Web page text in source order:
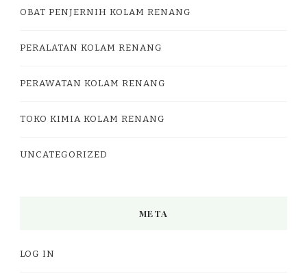
OBAT PENJERNIH KOLAM RENANG
PERALATAN KOLAM RENANG
PERAWATAN KOLAM RENANG
TOKO KIMIA KOLAM RENANG
UNCATEGORIZED
META
LOG IN